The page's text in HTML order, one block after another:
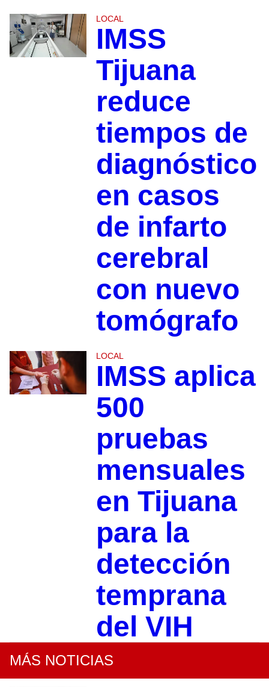
LOCAL
IMSS
Tijuana
reduce
tiempos de
diagnóstico
en casos
de infarto
cerebral
con nuevo
tomógrafo
LOCAL
IMSS aplica
500
pruebas
mensuales
en Tijuana
para la
detección
temprana
del VIH
MÁS NOTICIAS